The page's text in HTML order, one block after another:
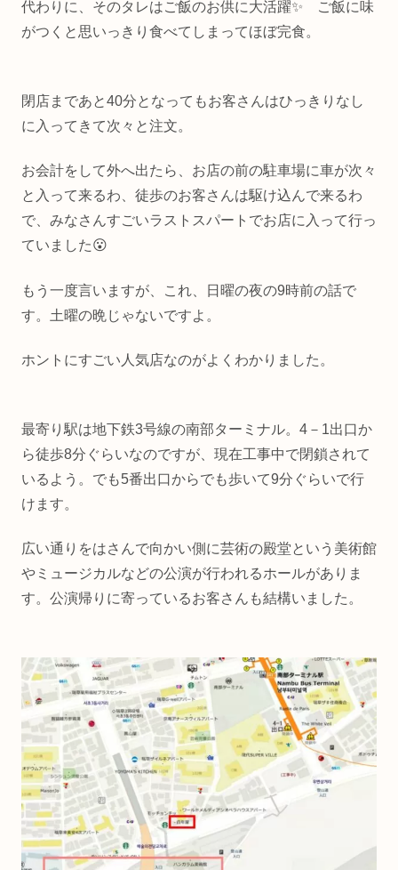
代わりに、そのタレはご飯のお供に大活躍✨ ご飯に味
がつくと思いっきり食べてしまってほぼ完食。
閉店まであと40分となってもお客さんはひっきりなし
に入ってきて次々と注文。
お会計をして外へ出たら、お店の前の駐車場に車が次々
と入って来るわ、徒歩のお客さんは駆け込んで来るわ
で、みなさんすごいラストスパートでお店に入って行っ
ていました😮
もう一度言いますが、これ、日曜の夜の9時前の話で
す。土曜の晩じゃないですよ。
ホントにすごい人気店なのがよくわかりました。
最寄り駅は地下鉄3号線の南部ターミナル。4－1出口か
ら徒歩8分ぐらいなのですが、現在工事中で閉鎖されて
いるよう。でも5番出口からでも歩いて9分ぐらいで行
けます。
広い通りをはさんで向かい側に芸術の殿堂という美術館
やミュージカルなどの公演が行われるホールがありま
す。公演帰りに寄っているお客さんも結構いました。